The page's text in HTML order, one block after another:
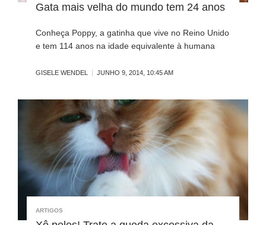
Gata mais velha do mundo tem 24 anos
Conheça Poppy, a gatinha que vive no Reino Unido
e tem 114 anos na idade equivalente à humana
GISELE WENDEL JUNHO 9, 2014, 10:45 AM
ARTIGOS